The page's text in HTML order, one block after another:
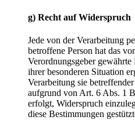
g) Recht auf Widerspruch
Jede von der Verarbeitung
betroffene Person hat das
Verordnungsgeber
ihrer besonderen Situation
Verarbeitung sie
aufgrund von Art. 6 Abs. 1
erfolgt, Widerspruch
diese Bestimmungen